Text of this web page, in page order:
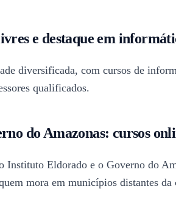
e destaque em
diversificada, com cursos de
qualificados.
do Amazonas: cursos
Eldorado e o Governo do
mora em municípios distantes da